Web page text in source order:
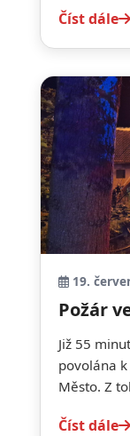
Číst dále
19.
Požár
Již 55
povolána
Město. Z
Číst dále